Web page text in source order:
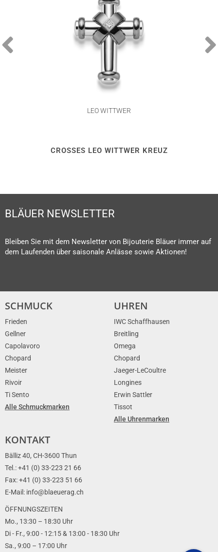
LEO WITTWER
CROSSES LEO WITTWER KREUZ
BLÄUER NEWSLETTER
Bleiben Sie mit dem Newsletter von Bijouterie Bläuer immer auf
dem Laufenden über saisonale Anlässe sowie Aktionen!
SCHMUCK
Frieden
Gellner
Capolavoro
Chopard
Meister
Rivoir
Ti Sento
Alle Schmuckmarken
UHREN
IWC Schaffhausen
Breitling
Omega
Chopard
Jaeger-LeCoultre
Longines
Erwin Sattler
Tissot
Alle Uhrenmarken
KONTAKT
Bälliz 40, CH-3600 Thun
Tel.: +41 (0) 33-223 21 66
Fax: +41 (0) 33-223 51 66
E-Mail: info@blaeuerag.ch
ÖFFNUNGSZEITEN
Mo., 13:30 – 18:30 Uhr
Di - Fr., 9:00 - 12:15 & 13:00 - 18:30 Uhr
Sa., 9:00 – 17:00 Uhr